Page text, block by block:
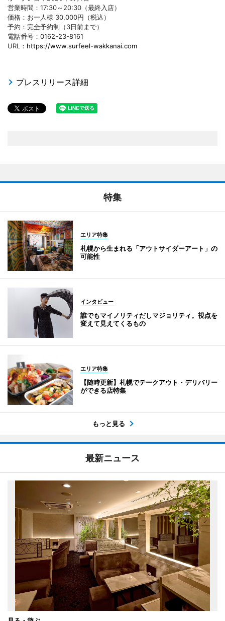
営業時間：17:30～20:30（最終入店）
価格：お一人様 30,000円（税込）
予約：完全予約制（3日前まで）
電話番号：0162-23-8161
URL： https://www.surfeel-wakkanai.com
プレスリリース詳細
特集
エリア特集
札幌から生まれる「アウトサイダーアート」の
可能性
インタビュー
誰でもマイノリティだしマジョリティ。視点を
変えて見えてくるもの
エリア特集
【随時更新】札幌でテークアウト・デリバリー
ができる店特集
もっと見る
最新ニュース